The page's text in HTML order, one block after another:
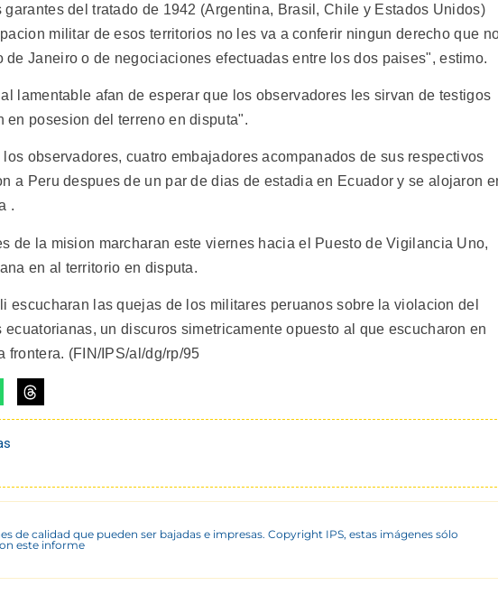
del tratado de 1942 (Argentina, Brasil, Chile y Estados Unidos)
militar de esos territorios no les va a conferir ningun derecho que
Janeiro o de negociaciones efectuadas entre los dos paises", estimo.
lamentable afan de esperar que los observadores les sirvan de testigos
en posesion del terreno en disputa".
observadores, cuatro embajadores acompanados de sus respectivos
a Peru despues de un par de dias de estadia en Ecuador y se alojaron
.
de la mision marcharan este viernes hacia el Puesto de Vigilancia Uno,
en al territorio en disputa.
escucharan las quejas de los militares peruanos sobre la violacion del
un discuros simetricamente opuesto al que escucharon en
frontera. (FIN/IPS/al/dg/rp/95
de calidad que pueden ser bajadas e impresas. Copyright IPS, estas imágenes sólo
este informe